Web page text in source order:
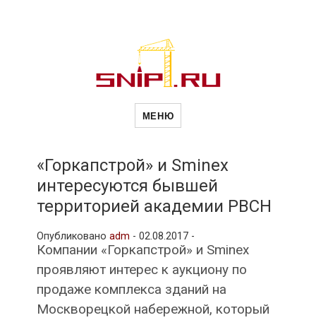
Новости
и
другие связанные со стройкой
рубрики
МЕНЮ
«Горкапстрой» и Sminex
интересуются бывшей
территорией академии РВСН
Опубликовано adm - 02.08.2017 -
Компании «Горкапстрой» и Sminex
проявляют интерес к аукциону по
продаже комплекса зданий на
Москворецкой набережной, который